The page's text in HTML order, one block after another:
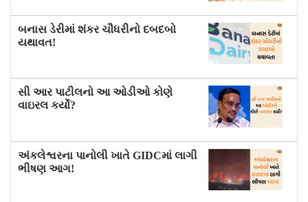
બનાસ ડેરીમાં શંકર ચૌધરીનો દબદબો
યથાવત!
સી આર પાટીલનો આ ઓડીઓ કોણે
વાઇરલ કર્યો?
અંકલેશ્વરના પાનોલી ખાતે GIDCમાં લાગી
ભીષણ આગ!